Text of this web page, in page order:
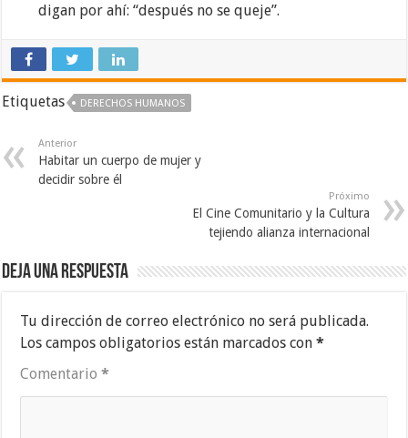
digan por ahí: “después no se queje”.
Etiquetas DERECHOS HUMANOS
Anterior
Habitar un cuerpo de mujer y
decidir sobre él
Próximo
El Cine Comunitario y la Cultura
tejiendo alianza internacional
Deja una respuesta
Tu dirección de correo electrónico no será publicada.
Los campos obligatorios están marcados con*
Comentario*